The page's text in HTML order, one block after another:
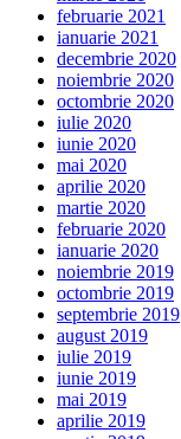
februarie 2021
ianuarie 2021
decembrie 2020
noiembrie 2020
octombrie 2020
iulie 2020
iunie 2020
mai 2020
aprilie 2020
martie 2020
februarie 2020
ianuarie 2020
noiembrie 2019
octombrie 2019
septembrie 2019
august 2019
iulie 2019
iunie 2019
mai 2019
aprilie 2019